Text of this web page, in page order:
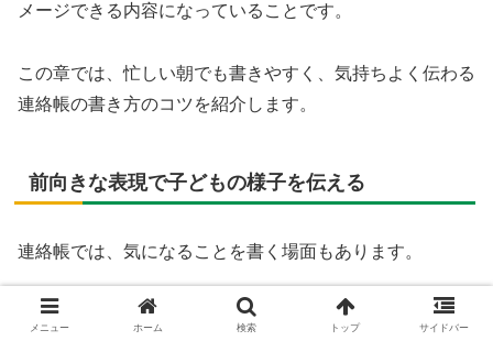
メージできる内容になっていることです。
この章では、忙しい朝でも書きやすく、気持ちよく伝わる
連絡帳の書き方のコツを紹介します。
前向きな表現で子どもの様子を伝える
連絡帳では、気になることを書く場面もあります。
ただ、「できなかったこと」や「困ったこと」だけを書く
メニュー ホーム 検索 トップ サイドバー